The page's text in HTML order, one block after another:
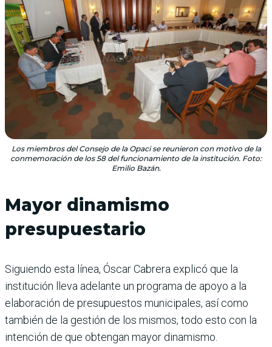
Los miembros del Consejo de la Opaci se reunieron con motivo de la
conmemoración de los 58 del funcionamiento de la institución. Foto:
Emilio Bazán.
Mayor dinamismo
presupuestario
Siguiendo esta línea, Óscar Cabrera explicó que la
institución lleva adelante un programa de apoyo a la
elaboración de presupuestos municipales, así como
también de la gestión de los mismos, todo esto con la
intención de que obtengan mayor dinamismo.